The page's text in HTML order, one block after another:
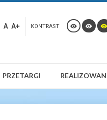
A A+ KONTRAST
PRZETARGI